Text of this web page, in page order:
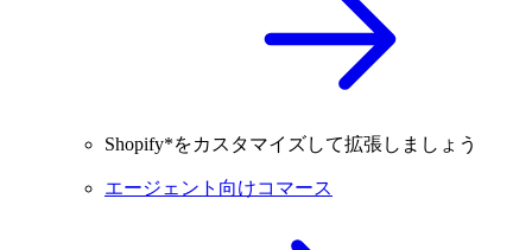
Shopify*をカスタマイズして拡張しましょう
エージェント向けコマース